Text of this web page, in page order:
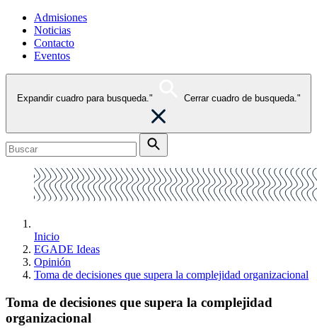
Admisiones
Noticias
Contacto
Eventos
Expandir cuadro para busqueda." Cerrar cuadro de busqueda."
Inicio
EGADE Ideas
Opinión
Toma de decisiones que supera la complejidad organizacional
Toma de decisiones que supera la complejidad
organizacional